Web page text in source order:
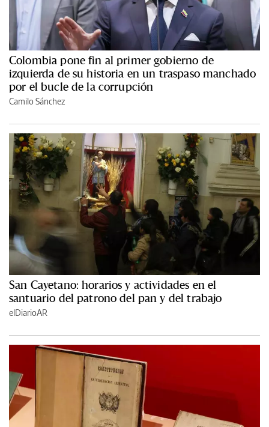
Colombia pone fin al primer gobierno de
izquierda de su historia en un traspaso manchado
por el bucle de la corrupción
Camilo Sánchez
San Cayetano: horarios y actividades en el
santuario del patrono del pan y del trabajo
elDiarioAR